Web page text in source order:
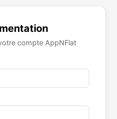
compte AppNFlat